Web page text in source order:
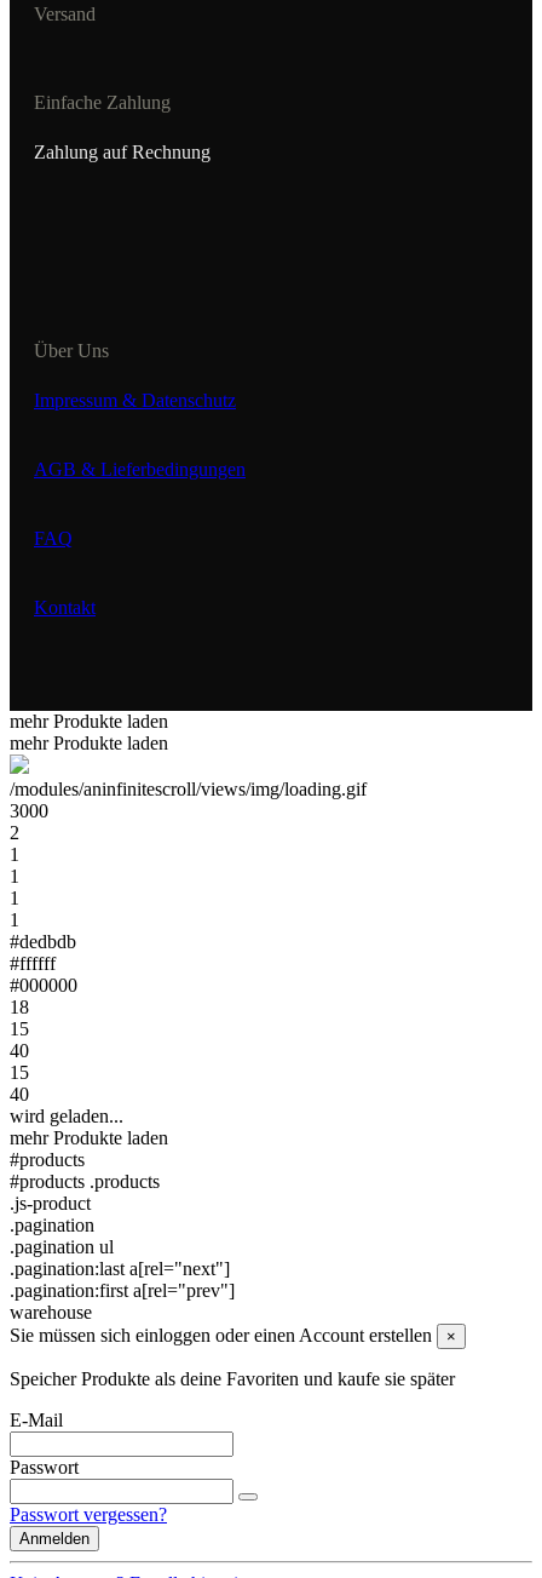
Versand
Einfache Zahlung
Zahlung auf Rechnung
Über Uns
Impressum & Datenschutz
AGB & Lieferbedingungen
FAQ
Kontakt
mehr Produkte laden
mehr Produkte laden
/modules/aninfinitescroll/views/img/loading.gif
3000
2
1
1
1
1
#dedbdb
#ffffff
#000000
18
15
40
15
40
wird geladen...
mehr Produkte laden
#products
#products .products
.js-product
.pagination
.pagination ul
.pagination:last a[rel="next"]
.pagination:first a[rel="prev"]
warehouse
Sie müssen sich einloggen oder einen Account erstellen
×
Speicher Produkte als deine Favoriten und kaufe sie später
E-Mail
Passwort
Passwort vergessen?
Anmelden